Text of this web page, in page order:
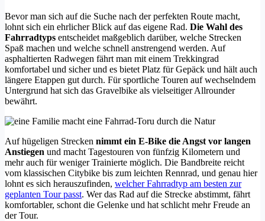
Bevor man sich auf die Suche nach der perfekten Route macht,
lohnt sich ein ehrlicher Blick auf das eigene Rad. Die Wahl des
Fahrradtyps entscheidet maßgeblich darüber, welche Strecken
Spaß machen und welche schnell anstrengend werden. Auf
asphaltierten Radwegen fährt man mit einem Trekkingrad
komfortabel und sicher und es bietet Platz für Gepäck und hält auch
längere Etappen gut durch. Für sportliche Touren auf wechselndem
Untergrund hat sich das Gravelbike als vielseitiger Allrounder
bewährt.
Auf hügeligen Strecken nimmt ein E-Bike die Angst vor langen
Anstiegen und macht Tagestouren von fünfzig Kilometern und
mehr auch für weniger Trainierte möglich. Die Bandbreite reicht
vom klassischen Citybike bis zum leichten Rennrad, und genau hier
lohnt es sich herauszufinden, welcher Fahrradtyp am besten zur
geplanten Tour passt. Wer das Rad auf die Strecke abstimmt, fährt
komfortabler, schont die Gelenke und hat schlicht mehr Freude an
der Tour.